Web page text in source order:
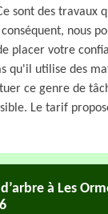
sont des travaux
nous
placer votre
qu'il utilise des
ce genre de
Le tarif
à Les